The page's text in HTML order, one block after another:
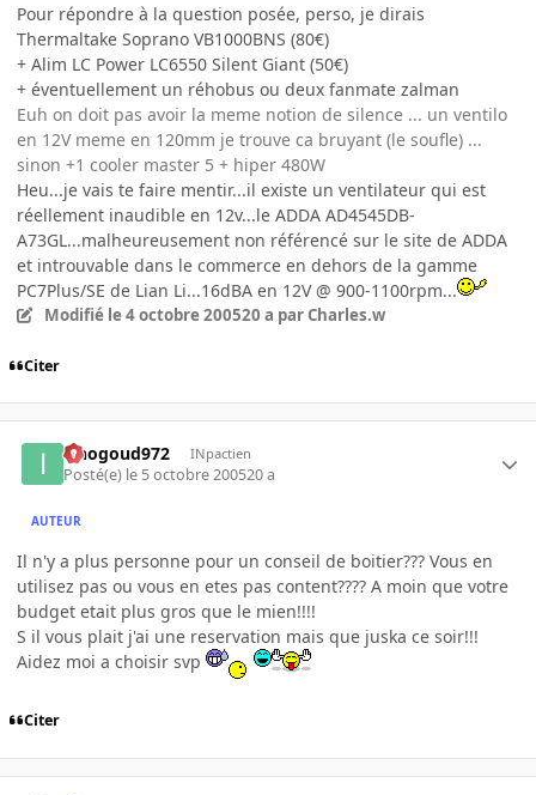
Pour répondre à la question posée, perso, je dirais
Thermaltake Soprano VB1000BNS (80€)
+ Alim LC Power LC6550 Silent Giant (50€)
+ éventuellement un réhobus ou deux fanmate zalman
Euh on doit pas avoir la meme notion de silence ... un ventilo
en 12V meme en 120mm je trouve ca bruyant (le soufle) ...
sinon +1 cooler master 5 + hiper 480W
Heu...je vais te faire mentir...il existe un ventilateur qui est
réellement inaudible en 12v...le ADDA AD4545DB-
A73GL...malheureusement non référencé sur le site de ADDA
et introuvable dans le commerce en dehors de la gamme
PC7Plus/SE de Lian Li...16dBA en 12V @ 900-1100rpm...
Modifié le 4 octobre 200520 a par Charles.w
Citer
iznogoud972 INpactien
Posté(e) le 5 octobre 200520 a
AUTEUR
Il n'y a plus personne pour un conseil de boitier??? Vous en
utilisez pas ou vous en etes pas content???? A moin que votre
budget etait plus gros que le mien!!!!
S il vous plait j'ai une reservation mais que juska ce soir!!!
Aidez moi a choisir svp
Citer